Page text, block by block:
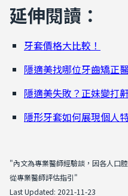
延伸閱讀：
牙套價格大比較！
隱適美找哪位牙齒矯正
隱適美失敗？正妹變打
隱形牙套如何展現個人
"內文為專業醫師經驗談，因各人口
從專業醫師評估指引"
Last Updated: 2021-11-23